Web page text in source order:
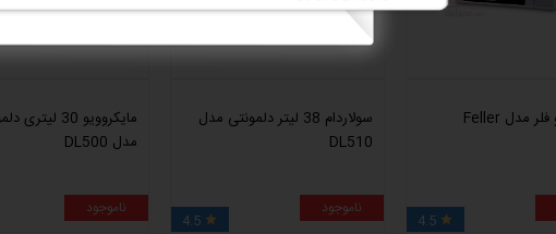
مایکروویو فلر مدل Feller

4.5
سولاردام 38 لیتر دلمونتی مدل
DL510
ناموجود

4.5
مایکروویو 30
مدل DL500
ناموجود